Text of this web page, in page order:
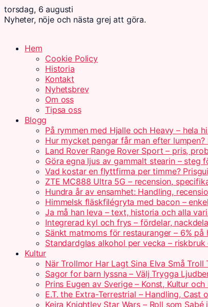
torsdag, 6 augusti
Nyheter, nöje och nästa grej att göra.
Hem
Cookie Policy
Historia
Kontakt
Nyhetsbrev
Om oss
Tipsa oss
Blogg
På rymmen med Hjalle och Heavy – hela
Hur mycket pengar får man efter lumpen?
Land Rover Range Rover Sport – pris,
Göra egna ljus av gammalt stearin – steg
Vad kostar en flyttfirma per timme?
ZTE MC888 Ultra 5G – recension,
Hundra år av ensamhet: Handling,
Himmelsk fläskfilégryta med bacon –
Ja må han leva – text, historia och alla
Integrerad kyl och frys – fördelar,
Sänkt matmoms för restauranger – 6% på
Standardglas alkohol per vecka –
Kultur
När Trollmor Har Lagt Sina Elva Små Troll
Sagor for barn lyssna – Välj Trygga
Prins Eugen av Sverige – Konst, Kultur
E.T. the Extra-Terrestrial – Handling, Cast
Keira Knightley Star Wars – Roll som Sabé